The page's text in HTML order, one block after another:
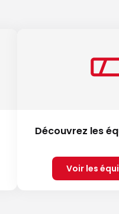
Découvrez les
Voir les